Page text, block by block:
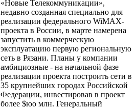
«Новые Телекоммуникации»,
недавно созданная специально для
реализации федерального WiMAX-
проекта в России, в марте намерена
запустить в коммерческую
эксплуатацию первую региональную
сеть в Рязани. Планы у компании
амбициозные - на начальной фазе
реализации проекта построить сети в
35 крупнейших городах Российской
Федерации, инвестировав в проект
более $юо млн. Генеральный